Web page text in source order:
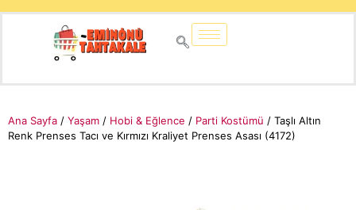
Ana Sayfa / Yaşam / Hobi & Eğlence / Parti Kostümü / Taşlı Altın
Renk Prenses Tacı ve Kırmızı Kraliyet Prenses Asası (4172)